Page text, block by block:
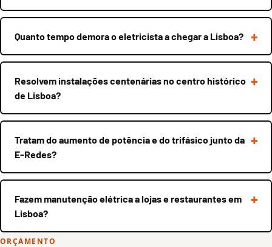
Quanto tempo demora o eletricista a chegar a Lisboa?
Resolvem instalações centenárias no centro histórico
de Lisboa?
Tratam do aumento de potência e do trifásico junto da
E-Redes?
Fazem manutenção elétrica a lojas e restaurantes em
Lisboa?
ORÇAMENTO